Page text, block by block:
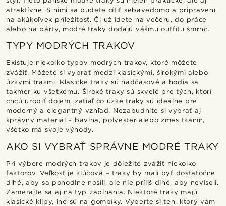
atraktívne. S nimi sa budete cítiť sebavedomo a pripravení
na akúkoľvek príležitosť. Či už idete na večeru, do práce
alebo na párty, modré traky dodajú vášmu outfitu šmrnc.
TYPY MODRÝCH TRAKOV
Existuje niekoľko typov modrých trakov, ktoré môžete
zvážiť. Môžete si vybrať medzi klasickými, širokými alebo
úzkymi trakmi. Klasické traky sú nadčasové a hodia sa
takmer ku všetkému. Široké traky sú skvelé pre tých, ktorí
chcú urobiť dojem, zatiaľ čo úzke traky sú ideálne pre
moderný a elegantný vzhľad. Nezabudnite si vybrať aj
správny materiál – bavlna, polyester alebo zmes tkanín,
všetko má svoje výhody.
AKO SI VYBRAŤ SPRÁVNE MODRÉ TRAKY
Pri výbere modrých trakov je dôležité zvážiť niekoľko
faktorov. Veľkosť je kľúčová – traky by mali byť dostatočne
dlhé, aby sa pohodlne nosili, ale nie príliš dlhé, aby neviseli.
Zamerajte sa aj na typ zapínania. Niektoré traky majú
klasické klipy, iné sú na gombíky. Vyberte si ten, ktorý vám